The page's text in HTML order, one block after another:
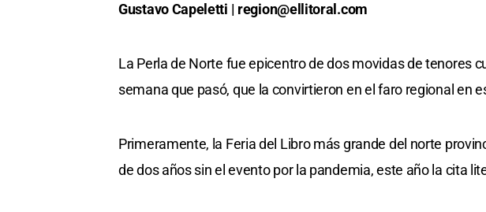
Gustavo Capeletti | region@ellitoral.com
La Perla de Norte fue epicentro de dos movidas de tenores
semana que pasó, que la convirtieron en el faro regional en
Primeramente, la Feria del Libro más grande del norte
de dos años sin el evento por la pandemia, este año la cita